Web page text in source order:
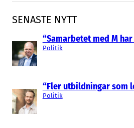
SENASTE NYTT
“Samarbetet med M
Politik
“Fler utbildningar som
Politik